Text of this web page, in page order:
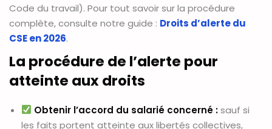
Code du travail). Pour tout savoir sur la procédure
complète, consulte notre guide : Droits d’alerte du
CSE en 2026.
La procédure de l’alerte pour
atteinte aux droits
Obtenir l’accord du salarié concerné :sauf si
les faits portent atteinte aux libertés collectives,